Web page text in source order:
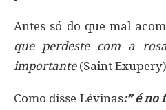
Antes só do que mal
que perdeste com a
importante (Saint
Como disse Lévinas:” é no